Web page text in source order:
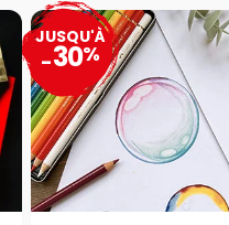
JUSQU'À
-30%